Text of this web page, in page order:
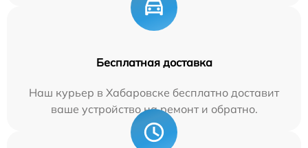
Бесплатная доставка
Наш курьер в Хабаровске бесплатно доставит
ваше устройство на ремонт и обратно.